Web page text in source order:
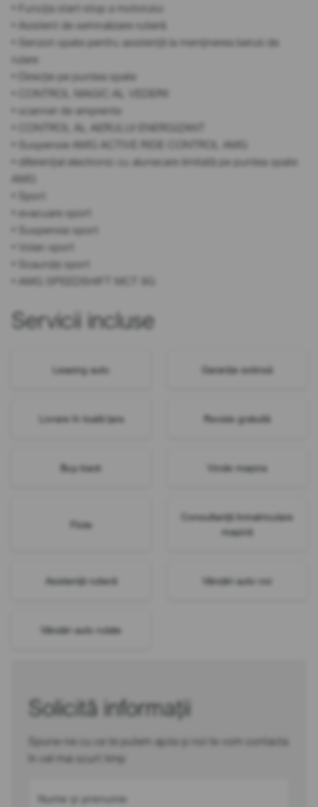
• Funcția start-stop a motorului
• Asistent de semnalizare rutieră
• Senzori spate pentru asistență la menținerea benzii de
rulare
• Direcție pe puntea spate
• CONTROL MAGIC AL VEDERII
• scanner de amprente
• CONTROL AL AERULUI ENERGIZANT
• Suspensie AMG ACTIVE RIDE CONTROL AMG
• diferențial electronic cu alunecare limitată pe puntea spate
AMG
• Sport
• evacuare sport
• Suspensie sport
• Volan sport
• Scaun(e) sport
• AMG SPEEDSHIFT MCT 9G
Servicii incluse
Leasing auto Garanție extinsă
Livrare în toată țara Revizie gratuită
Buy-back Vinde mașina
Flote
Consultanță înmatriculare
mașină
Asistență rutieră Vânzări auto noi
Vânzări auto rulate
Solicită informații
Spune-ne cu ce te putem ajuta și noi te vom contacta
în cel mai scurt timp
Nume și prenume